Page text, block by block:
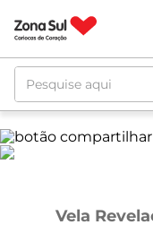
Pesquise aqui
Vela